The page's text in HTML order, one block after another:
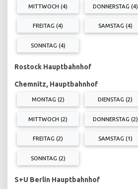
MITTWOCH (4) DONNERSTAG (4)
FREITAG (4) SAMSTAG (4)
SONNTAG (4)
Rostock Hauptbahnhof
Chemnitz, Hauptbahnhof
MONTAG (2) DIENSTAG (2)
MITTWOCH (2) DONNERSTAG (2)
FREITAG (2) SAMSTAG (1)
SONNTAG (2)
S+U Berlin Hauptbahnhof